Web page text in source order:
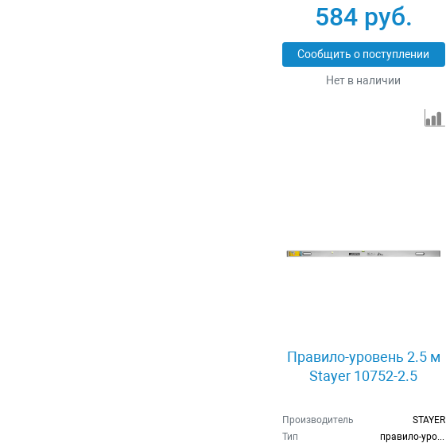
584 руб.
Сообщить о поступлении
Нет в наличии
Правило-уровень 2.5 м
Stayer 10752-2.5
Производитель
STAYER
Тип
правило-уровень